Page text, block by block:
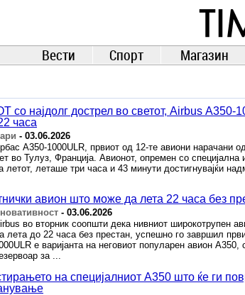
Вести Спорт Магазин
најдолг дострел во светот, Airbus A350-
часа
- 03.06.2026
A350-1000ULR, првиот од 12-те авиони нарачани
во Тулуз, Франција. Авионот, опремен со специјална
летот, леташе три часа и 43 минути достигнувајќи
авион што може да лета 22 часа без
- 03.06.2026
во вторник соопшти дека нивниот широкотрупен
лета до 22 часа без престан, успешно го завршил
е варијанта на неговиот популарен авион
за ...
на специјалниот А350 што ќе ги